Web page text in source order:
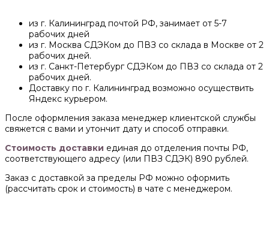
из г. Калининград почтой РФ, занимает от 5-7
рабочих дней
из г. Москва СДЭКом до ПВЗ со склада в Москве от 2
рабочих дней.
из г. Санкт-Петербург СДЭКом до ПВЗ со склада от 2
рабочих дней.
Доставку по г. Калининград возможно осуществить
Яндекс курьером.
После оформления заказа менеджер клиентской службы
свяжется с вами и утончит дату и способ отправки.
Стоимость доставки единая до отделения почты РФ,
соответствующего адресу (или ПВЗ СДЭК) 890 рублей.
Заказ с доставкой за пределы РФ можно оформить
(рассчитать срок и стоимость) в чате с менеджером.